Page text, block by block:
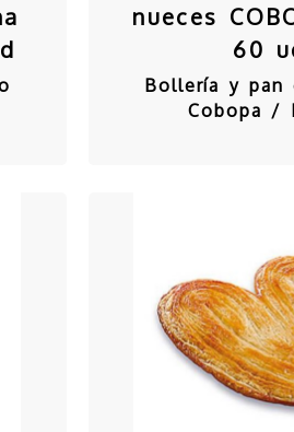
nueces
60
Bollería y pan
Cobopa /